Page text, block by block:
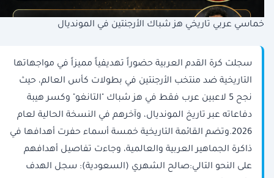
خماسي عربي تاريخي هز شباك الأرجنتين في المونديال
سجلت كرة القدم العربية حضوراً تهديفياً مميزاً في مواجهاتها
التاريخية ضد منتخب الأرجنتين في بطولات كأس العالم، حيث
نجح 5 لاعبين عرب فقط في هز شباك "التانغو" وكسر هيبة
دفاعاته عبر تاريخ المونديال، وآخرهم في النسخة الحالية لعام
2026.وتضم القائمة التاريخية خمسة أسماء حفرت أهدافها في
ذاكرة الجماهير العربية والعالمية، وجاءت تفاصيل أهدافهم
على النحو التالي:صالح الشهري (السعودية): سجل الهدف